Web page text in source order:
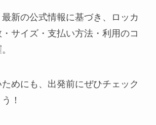
新の公式情報に基づき、ロッカ
サイズ・支払い方法・利用のコ
めにも、出発前にぜひチェック
！